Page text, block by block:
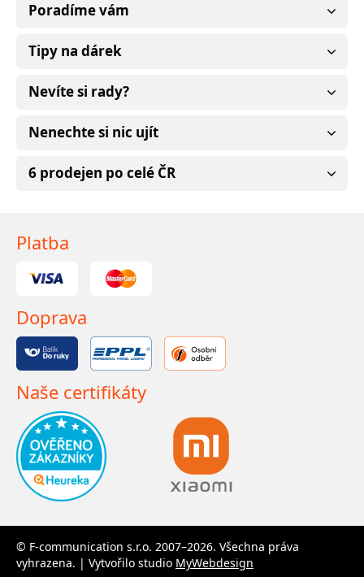
Poradíme vám
Tipy na dárek
Nevíte si rady?
Nenechte si nic ujít
6 prodejen po celé ČR
Platba
Doprava
Naše certifikáty
© F-communication s.r.o. 2007–2026. Všechna práva
vyhrazena. | Vytvořilo studio MyWebdesign